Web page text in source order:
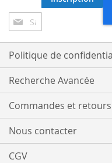
Inscription
à
notre
lettre
d’information
:
Politique de
Recherche Avancée
Commandes et retours
Nous contacter
CGV